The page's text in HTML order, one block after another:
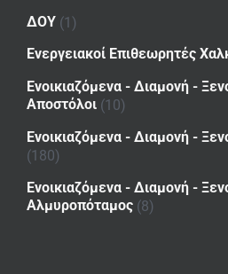
ΔΟΥ (1)
Ενεργειακοί Επιθεωρητές
Ενοικιαζόμενα - Διαμονή -
Αποστόλοι (10)
Ενοικιαζόμενα - Διαμονή -
(180)
Ενοικιαζόμενα - Διαμονή -
Αλμυροπόταμος (8)